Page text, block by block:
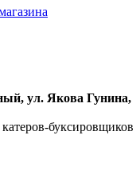
ул. Якова Гунина,
буксировщиков